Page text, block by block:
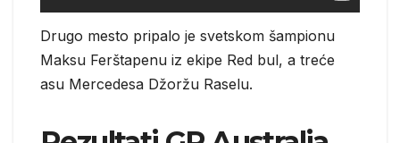
Drugo mesto pripalo je svetskom šampionu
Maksu Ferštapenu iz ekipe Red bul, a treće
asu Mercedesa Džoržu Raselu.